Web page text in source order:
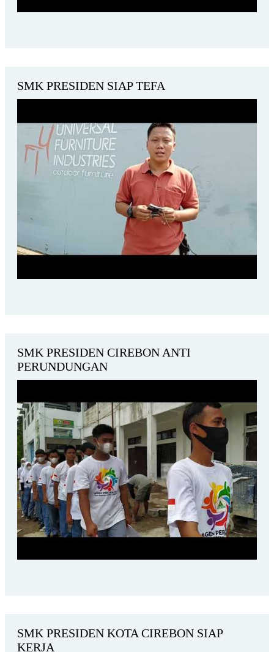
SMK PRESIDEN SIAP TEFA
SMK PRESIDEN CIREBON ANTI
PERUNDUNGAN
SMK PRESIDEN KOTA CIREBON SIAP
KERJA